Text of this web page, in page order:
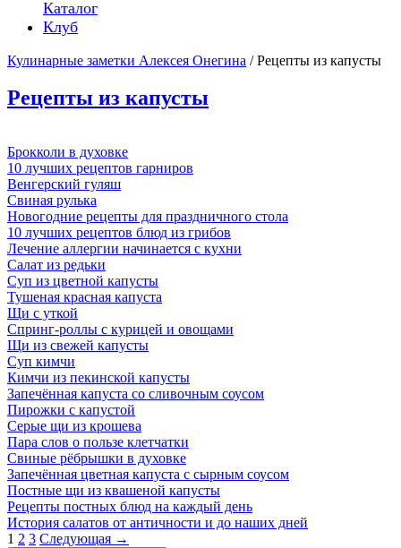
Каталог
Клуб
Кулинарные заметки Алексея Онегина / Рецепты из капусты
Рецепты из капусты
Брокколи в духовке
10 лучших рецептов гарниров
Венгерский гуляш
Свиная рулька
Новогодние рецепты для праздничного стола
10 лучших рецептов блюд из грибов
Лечение аллергии начинается с кухни
Салат из редьки
Суп из цветной капусты
Тушеная красная капуста
Щи с уткой
Спринг-роллы с курицей и овощами
Щи из свежей капусты
Суп кимчи
Кимчи из пекинской капусты
Запечённая капуста со сливочным соусом
Пирожки с капустой
Серые щи из крошева
Пара слов о пользе клетчатки
Свиные рёбрышки в духовке
Запечённая цветная капуста с сырным соусом
Постные щи из квашеной капусты
Рецепты постных блюд на каждый день
История салатов от античности и до наших дней
1 2 3 Следующая →